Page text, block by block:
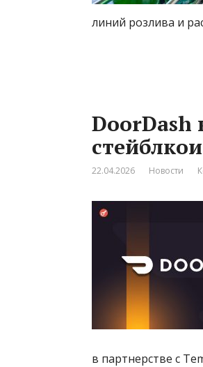
линий розлива и
DoorDash
22.04.2026 Новости
в партнерстве с